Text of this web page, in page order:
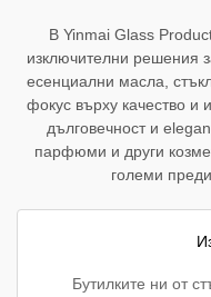
В Yinmai Glass
изключителни решения
есенциални масла,
фокус върху качество и
дълговечност и
парфюми и други
големи
Бутилките ни от